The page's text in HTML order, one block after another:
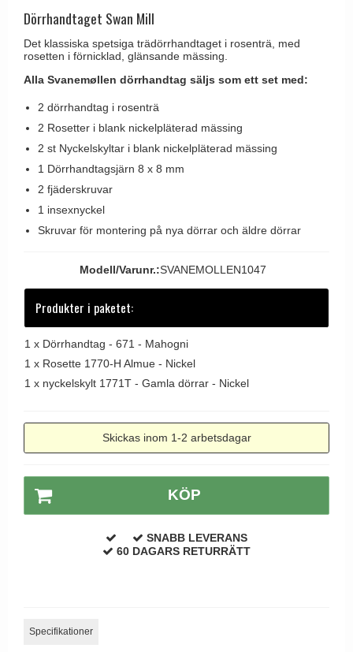
Delfin och valross
Lama dörrhandtag - Gio Ponti
Weingarden dörrhandtag
Østerbro - trädörrhandtag
Dörrhandtag Buster + Punch
DND dörrhandtag
FSB dörrhandtag
Turnstyle Design dörrhandtag
Terrass- och fönsterhandtag
Trädörrhandtag på långskylt
Dörrhandtag Utomhus
Brevlådor
Gångjärn till dörrar
Skruvar
Hatthyllor
Stormkrokar
Polermedel till mässing
RANDI dörrhandtag
Samuel Heath produkter
Sibes Metall
Søe-Jensen & Co.
Valli & Valli dörrhandtag
Dörrhandtaget Swan Mill
Det klassiska spetsiga trädörrhandtaget i rosenträ, med
rosetten i förnicklad, glänsande mässing.
Alla Svanemøllen dörrhandtag säljs som ett set med:
2 dörrhandtag i rosenträ
2 Rosetter i blank nickelpläterad mässing
2 st Nyckelskyltar i blank nickelpläterad mässing
1 Dörrhandtagsjärn 8 x 8 mm
2 fjäderskruvar
1 insexnyckel
Skruvar för montering på nya dörrar och äldre dörrar
Modell/Varunr.:SVANEMOLLEN1047
Produkter i paketet:
1 x Dörrhandtag - 671 - Mahogni
1 x Rosette 1770-H Almue - Nickel
1 x nyckelskylt 1771T - Gamla dörrar - Nickel
Skickas inom 1-2 arbetsdagar
KÖP
SNABB LEVERANS
60 DAGARS RETURRÄTT
Specifikationer